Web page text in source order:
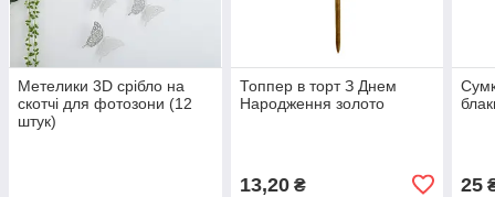
Метелики 3D срібло на
скотчі для фотозони (12
штук)
Топпер в торт З Днем
Народження золото
13,20₴ 25